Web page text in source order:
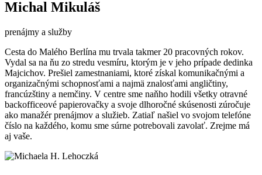
Michal Mikuláš
prenájmy a služby
Cesta do Malého Berlína mu trvala takmer 20 pracovných rokov.
Vydal sa na ňu zo stredu vesmíru, ktorým je v jeho prípade dedinka
Majcichov. Prešiel zamestnaniami, ktoré získal komunikačnými a
organizačnými schopnosťami a najmä znalosťami angličtiny,
francúzštiny a nemčiny. V centre sme naňho hodili všetky otravné
backofficeové papierovačky a svoje dlhoročné skúsenosti zúročuje
ako manažér prenájmov a služieb. Zatiaľ našiel vo svojom telefóne
číslo na každého, komu sme súrne potrebovali zavolať. Zrejme má
aj vaše.